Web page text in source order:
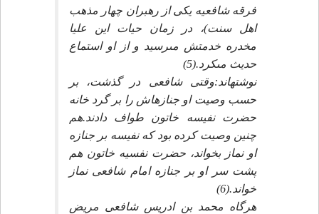
فرقه شافعيه يكى از رهبران چهار مذهب
اهل سنت)، در زمان حيات اين عليا
مخدره خدمتش مى‏رسيد و از او استماع
حديث مى‏كرد.(5)
نوشته‏اند:وقتى شافعى در گذشت، بر
حسب وصيت او جنازه‏اش را بر گرد خانه
حضرت نفيسه خاتون طواف دادند.هم
چنين وصيت كرده بود كه نفيسه بر جنازه
او نماز بخواند، حضرت نفسيه خاتون هم
پشت سر او بر جنازه امام شافعى نماز
خواند.(6)
هرگاه محمد بن ادريس شافعى مريض